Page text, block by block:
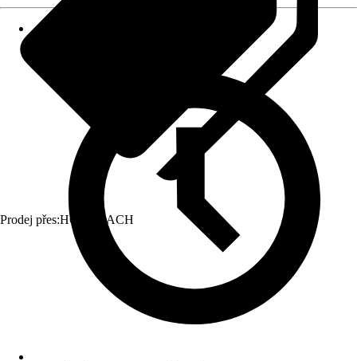
Prodej přes:HORNBACH